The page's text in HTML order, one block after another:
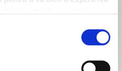
cu utilizarea acestui site
uri prin intermediul banner-
cookie-urile - dar